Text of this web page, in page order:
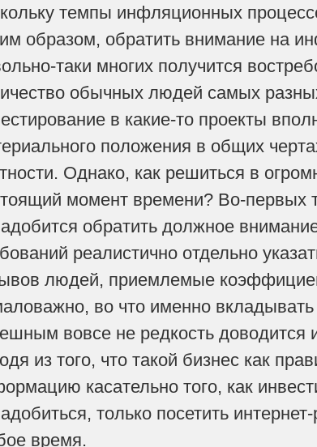
темпы инфляционных
образом, обратить внимание на
таки многих получится
обычных людей самых
в какие-то проекты
положения в общих
Однако, как решиться в
момент времени? Во-первых
обратить должное
реалистично отдельно
людей, приемлемые
во что именно
вовсе не редкость доводится
из того, что такой бизнес как
касательно того, как
только посетить
время.